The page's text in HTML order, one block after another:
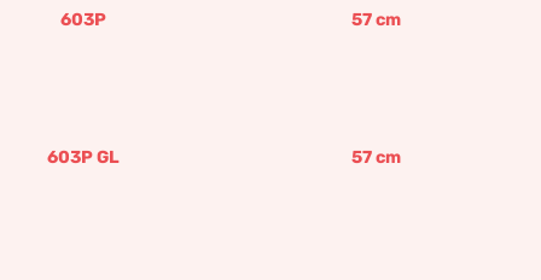
603P 57cm
603P GL 57cm